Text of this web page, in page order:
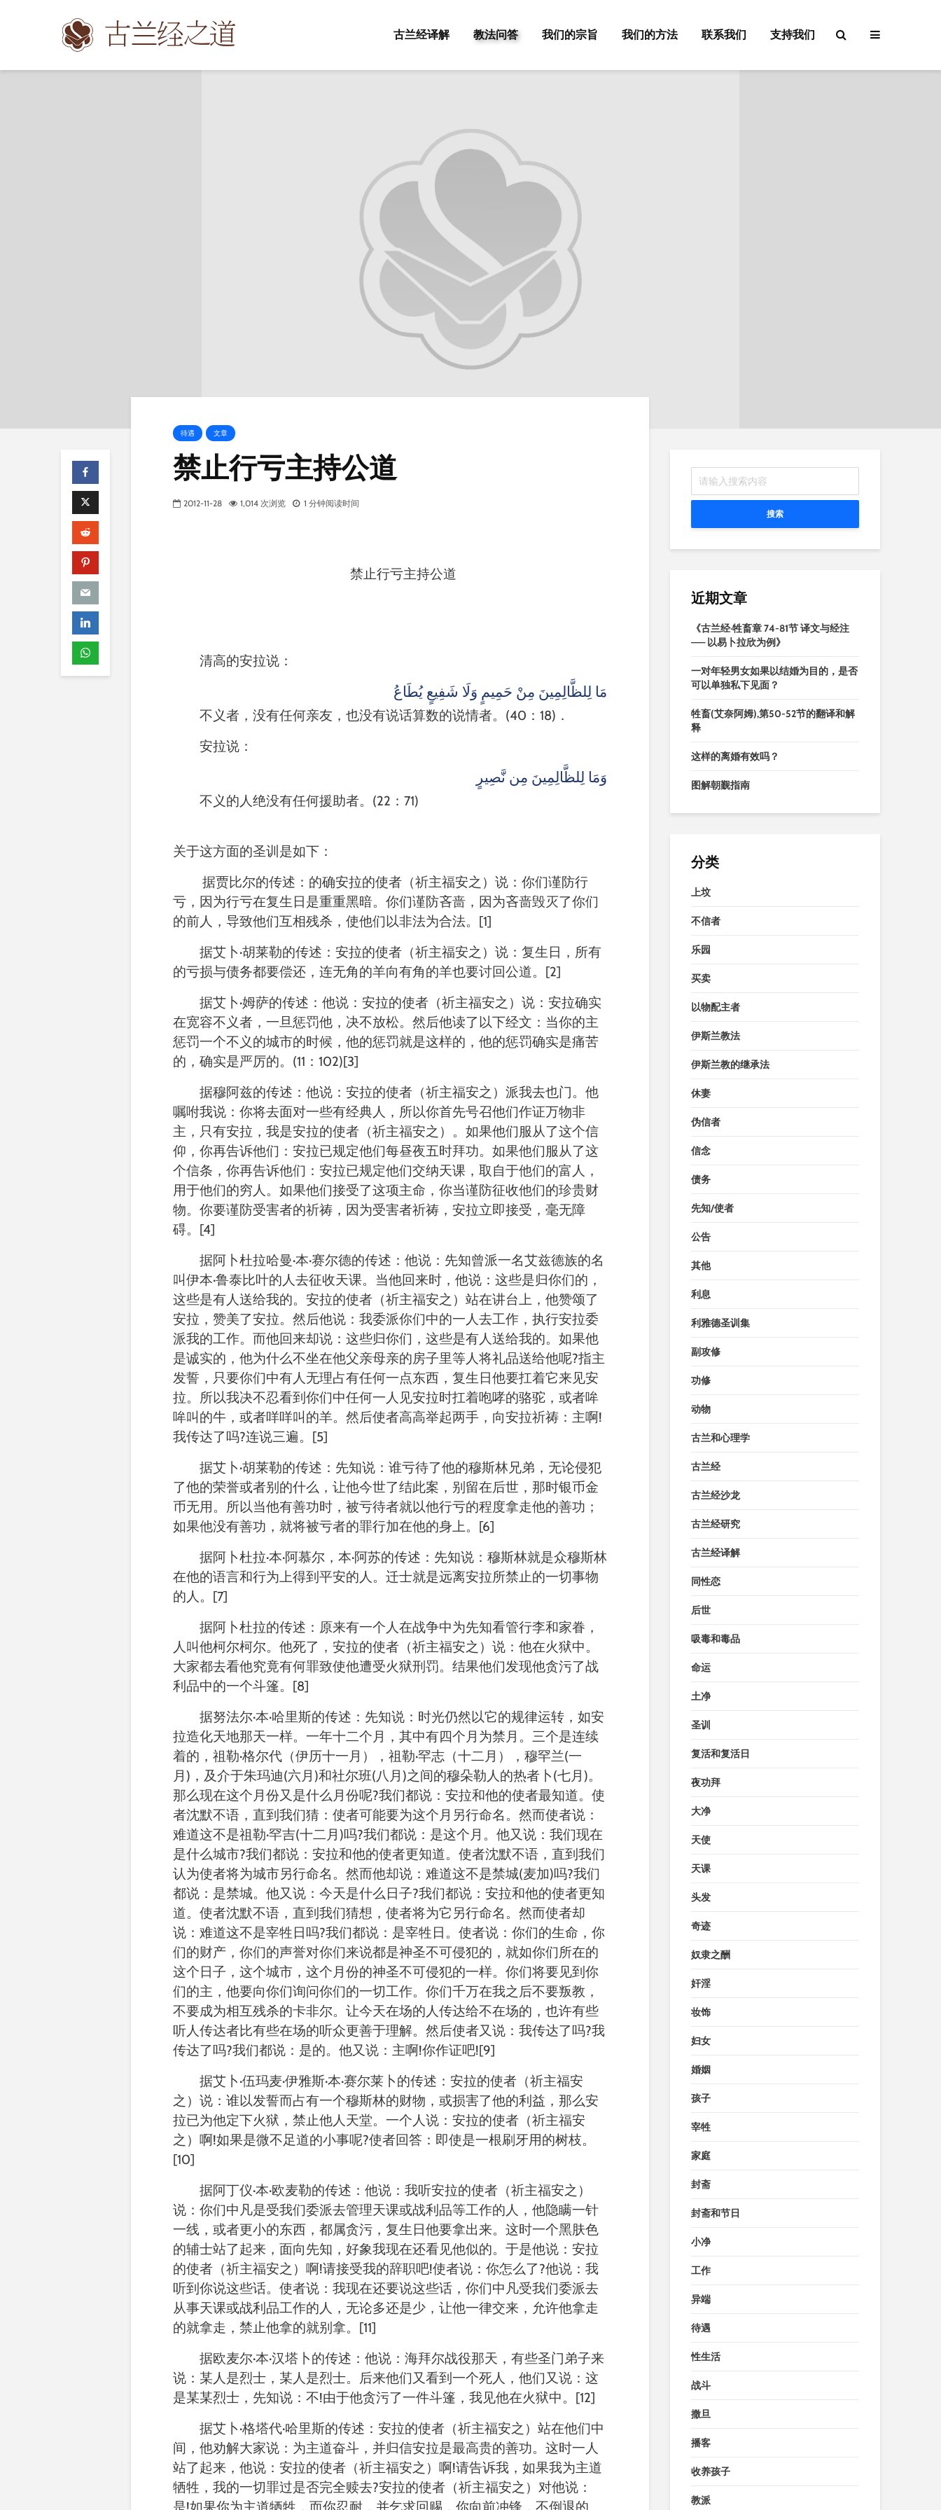
古兰经译解 教法问答 我们的宗旨 我们的方法 联系我们 支持我们
待遇 文章
禁止行亏主持公道
2012-11-28 1,014 次浏览 1 分钟阅读时间
禁止行亏主持公道
清高的安拉说：
مَا لِلظَّالِمِينَ مِنْ حَمِيمٍ وَلَا شَفِيعٍ يُطَاعُ
不义者，没有任何亲友，也没有说话算数的说情者。 (40 ： 18) ．
安拉说：
وَمَا لِلظَّالِمِينَ مِن نَّصِيرٍ
不义的人绝没有任何援助者。 (22 ： 71)
关于这方面的圣训是如下：
据贾比尔的传述：的确安拉的使者（祈主福安之）说：你们谨防行
亏，因为行亏在复生日是重重黑暗。你们谨防吝啬，因为吝啬毁灭了你们
的前人，导致他们互相残杀，使他们以非法为合法。 [1]
据艾卜·胡莱勒的传述：安拉的使者（祈主福安之）说：复生日，所有
的亏损与债务都要偿还，连无角的羊向有角的羊也要讨回公道。 [2]
据艾卜·姆萨的传述：他说：安拉的使者（祈主福安之）说：安拉确实
在宽容不义者，一旦惩罚他，决不放松。然后他读了以下经文：当你的主
惩罚一个不义的城市的时候，他的惩罚就是这样的，他的惩罚确实是痛苦
的，确实是严厉的。 (11 ： 102)[3]
据穆阿兹的传述：他说：安拉的使者（祈主福安之）派我去也门。他
嘱咐我说：你将去面对一些有经典人，所以你首先号召他们作证万物非
主，只有安拉，我是安拉的使者（祈主福安之）。如果他们服从了这个信
仰，你再告诉他们：安拉已规定他们每昼夜五时拜功。如果他们服从了这
个信条，你再告诉他们：安拉已规定他们交纳天课，取自于他们的富人，
用于他们的穷人。如果他们接受了这项主命，你当谨防征收他们的珍贵财
物。你要谨防受害者的祈祷，因为受害者祈祷，安拉立即接受，毫无障
碍。 [4]
据阿卜杜拉哈曼·本·赛尔德的传述：他说：先知曾派一名艾兹德族的名
叫伊本·鲁泰比叶的人去征收天课。当他回来时，他说：这些是归你们的，
这些是有人送给我的。安拉的使者（祈主福安之）站在讲台上，他赞颂了
安拉，赞美了安拉。然后他说：我委派你们中的一人去工作，执行安拉委
派我的工作。而他回来却说：这些归你们，这些是有人送给我的。如果他
是诚实的，他为什么不坐在他父亲母亲的房子里等人将礼品送给他呢?指主
发誓，只要你们中有人无理占有任何一点东西，复生日他要扛着它来见安
拉。所以我决不忍看到你们中任何一人见安拉时扛着咆哮的骆驼，或者哞
哞叫的牛，或者咩咩叫的羊。然后使者高高举起两手，向安拉祈祷：主啊!
我传达了吗?连说三遍。 [5]
据艾卜·胡莱勒的传述：先知说：谁亏待了他的穆斯林兄弟，无论侵犯
了他的荣誉或者别的什么，让他今世了结此案，别留在后世，那时银币金
币无用。所以当他有善功时，被亏待者就以他行亏的程度拿走他的善功；
如果他没有善功，就将被亏者的罪行加在他的身上。 [6]
据阿卜杜拉·本·阿慕尔，本·阿苏的传述：先知说：穆斯林就是众穆斯林
在他的语言和行为上得到平安的人。迁士就是远离安拉所禁止的一切事物
的人。 [7]
据阿卜杜拉的传述：原来有一个人在战争中为先知看管行李和家眷，
人叫他柯尔柯尔。他死了，安拉的使者（祈主福安之）说：他在火狱中。
大家都去看他究竟有何罪致使他遭受火狱刑罚。结果他们发现他贪污了战
利品中的一个斗篷。 [8]
据努法尔·本·哈里斯的传述：先知说：时光仍然以它的规律运转，如安
拉造化天地那天一样。一年十二个月，其中有四个月为禁月。三个是连续
着的，祖勒·格尔代 （伊历十一月），祖勒·罕志 （十二月），穆罕兰(一
月)，及介于朱玛迪(六月)和社尔班(八月)之间的穆朵勒人的热者卜(七月)。
那么现在这个月份又是什么月份呢?我们都说：安拉和他的使者最知道。使
者沈默不语，直到我们猜：使者可能要为这个月另行命名。然而使者说：
难道这不是祖勒·罕吉(十二月)吗?我们都说：是这个月。他又说：我们现在
是什么城市?我们都说：安拉和他的使者更知道。使者沈默不语，直到我们
认为使者将为城市另行命名。然而他却说：难道这不是禁城(麦加)吗?我们
都说：是禁城。他又说：今天是什么日子?我们都说：安拉和他的使者更知
道。使者沈默不语，直到我们猜想，使者将为它另行命名。然而使者却
说：难道这不是宰牲日吗?我们都说：是宰牲日。使者说：你们的生命，你
们的财产，你们的声誉对你们来说都是神圣不可侵犯的，就如你们所在的
这个日子，这个城市，这个月份的神圣不可侵犯的一样。你们将要见到你
们的主，他要向你们询问你们的一切工作。你们千万在我之后不要叛教，
不要成为相互残杀的卡非尔。让今天在场的人传达给不在场的，也许有些
听人传达者比有些在场的听众更善于理解。然后使者又说：我传达了吗?我
传达了吗?我们都说：是的。他又说：主啊!你作证吧![9]
据艾卜·伍玛麦·伊雅斯·本·赛尔莱卜的传述：安拉的使者（祈主福安
之）说：谁以发誓而占有一个穆斯林的财物，或损害了他的利益，那么安
拉已为他定下火狱，禁止他人天堂。一个人说：安拉的使者（祈主福安
之）啊!如果是微不足道的小事呢?使者回答：即使是一根刷牙用的树枝。
[10]
据阿丁仪·本·欧麦勒的传述：他说：我听安拉的使者（祈主福安之）
说：你们中凡是受我们委派去管理天课或战利品等工作的人，他隐瞒一针
一线，或者更小的东西，都属贪污，复生日他要拿出来。这时一个黑肤色
的辅士站了起来，面向先知，好象我现在还看见他似的。于是他说：安拉
的使者（祈主福安之）啊!请接受我的辞职吧!使者说：你怎么了?他说：我
听到你说这些话。使者说：我现在还要说这些话，你们中凡受我们委派去
从事天课或战利品工作的人，无论多还是少，让他一律交来，允许他拿走
的就拿走，禁止他拿的就别拿。 [11]
据欧麦尔·本·汉塔卜的传述：他说：海拜尔战役那天，有些圣门弟子来
说：某人是烈士，某人是烈士。后来他们又看到一个死人，他们又说：这
是某某烈士，先知说：不!由于他贪污了一件斗篷，我见他在火狱中。 [12]
据艾卜·格塔代·哈里斯的传述：安拉的使者（祈主福安之）站在他们中
间，他劝解大家说：为主道奋斗，并归信安拉是最高贵的善功。这时一人
站了起来，他说：安拉的使者（祈主福安之）啊!请告诉我，如果我为主道
牺牲，我的一切罪过是否完全赎去?安拉的使者（祈主福安之）对他说：
搜索
近期文章
《古兰经·牲畜章 74-81节 译文与经注
—— 以易卜拉欣为例》
一对年轻男女如果以结婚为目的，是否
可以单独私下见面？
牲畜(艾奈阿姆),第50-52节的翻译和解
释
这样的离婚有效吗？
图解朝觐指南
分类
上坟
不信者
乐园
买卖
以物配主者
伊斯兰教法
伊斯兰教的继承法
休妻
伪信者
信念
债务
先知/使者
公告
其他
利息
利雅德圣训集
副攻修
功修
动物
古兰和心理学
古兰经
古兰经沙龙
古兰经研究
古兰经译解
同性恋
后世
吸毒和毒品
命运
土净
圣训
复活和复活日
夜功拜
大净
天使
天课
头发
奇迹
奴隶之酬
奸淫
妆饰
妇女
婚姻
孩子
宰牲
家庭
封斋
封斋和节日
小净
工作
异端
待遇
性生活
战斗
撒旦
播客
收养孩子
教派